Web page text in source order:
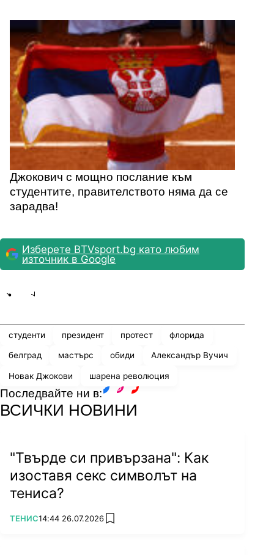
Джокович с мощно послание към
студентите, правителството няма да се
зарадва!
Изберете BTVsport.bg като любим
източник в Google
студенти президент протест флорида
белград мастърс обиди Александър Вучич
Новак Джокови шарена революция
Последвайте ни в:
ВСИЧКИ НОВИНИ
"Твърде си привързана": Как
изоставя секс символът на
тениса?
ПОВЕЧЕ ОТ
ТЕНИС14:44 26.07.2026 add favorites